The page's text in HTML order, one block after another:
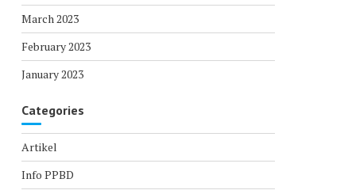
March 2023
February 2023
January 2023
Categories
Artikel
Info PPBD